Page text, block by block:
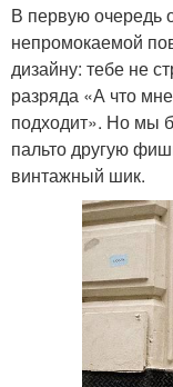
В первую очередь
непромокаемой
дизайну: тебе не
разряда «А что
подходит». Но мы
пальто другую
винтажный шик.